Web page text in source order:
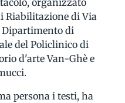
Riabilitazione di Via
di
del Policlinico di
d'arte Van-Ghè e
persona i testi, ha